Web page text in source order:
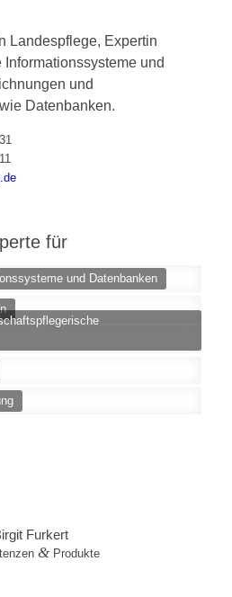
Landespflege, Expertin
und
und
Datenbanken.
für
und Datenbanken
Furkert
&Produkte